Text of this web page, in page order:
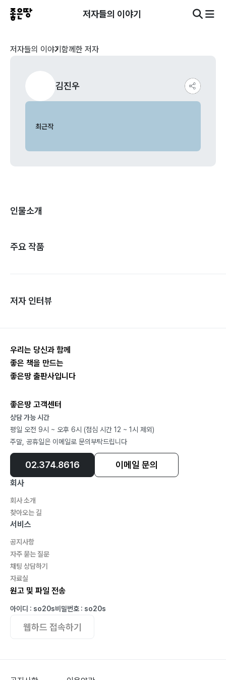
저자들의 이야기
저자들의 이야기 함께한 저자
김진우
최근작
인물소개
주요 작품
저자 인터뷰
우리는 당신과 함께
좋은 책을 만드는
좋은땅 출판사입니다
좋은땅 고객센터
상담 가능 시간
평일 오전 9시 ~ 오후 6시 (점심 시간 12 ~ 1시 제외)
주말, 공휴일은 이메일로 문의부탁드립니다
02.374.8616 이메일 문의
회사
회사 소개
찾아오는 길
서비스
공지사항
자주 묻는 질문
채팅 상담하기
자료실
원고 및 파일 전송
아이디 : so20s비밀번호 : so20s
웹하드 접속하기